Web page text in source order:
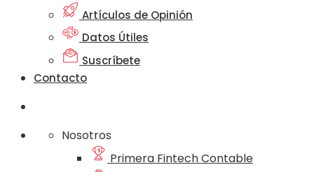
Artículos de Opinión
Datos Útiles
Suscríbete
Contacto
Nosotros
Primera Fintech Contable